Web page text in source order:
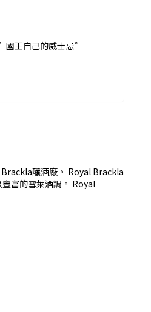
國王自己的威士忌”
釀酒廠。 Royal Brackla
富的雪萊酒調。 Royal